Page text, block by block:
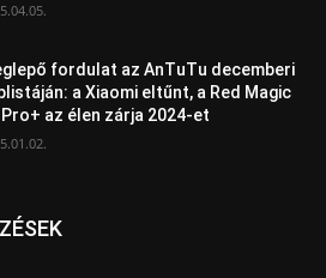
fordulat az AnTuTu decemberi
a Xiaomi eltűnt, a Red Magic
Pro+ az élen zárja 2024-et